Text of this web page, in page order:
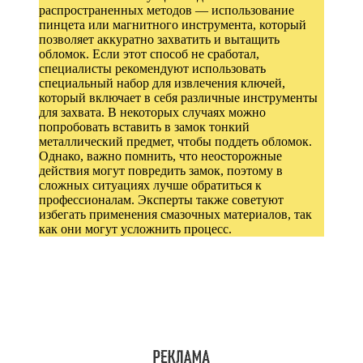
распространенных методов — использование
пинцета или магнитного инструмента, который
позволяет аккуратно захватить и вытащить
обломок. Если этот способ не сработал,
специалисты рекомендуют использовать
специальный набор для извлечения ключей,
который включает в себя различные инструменты
для захвата. В некоторых случаях можно
попробовать вставить в замок тонкий
металлический предмет, чтобы поддеть обломок.
Однако, важно помнить, что неосторожные
действия могут повредить замок, поэтому в
сложных ситуациях лучше обратиться к
профессионалам. Эксперты также советуют
избегать применения смазочных материалов, так
как они могут усложнить процесс.